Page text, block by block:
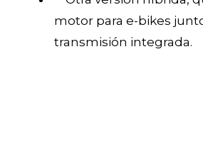
motor para e-bikes
transmisión integrada.